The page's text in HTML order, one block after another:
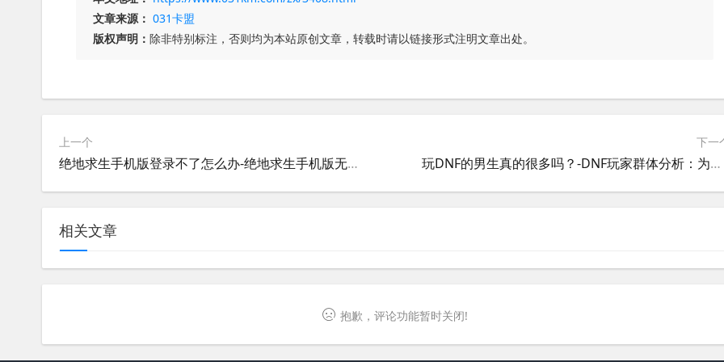
文章来源： 031卡盟
版权声明： 除非特别标注，否则均为本站原创文章，转载时请以链接形式注明文章出处。
上一个
绝地求生手机版登录不了怎么办-绝地求生手机版无法登录的解决方法
下一
玩DNF的男生真的很多吗？-DNF玩家群体分析：为什么这么多男生喜欢玩地下城与勇士
相关文章
抱歉，评论功能暂时关闭!